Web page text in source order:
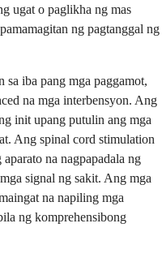
ugat o paglikha ng mas
ng pagtanggal ng
sa iba pang mga paggamot,
na mga interbensyon. Ang
init upang putulin ang mga
Ang spinal cord stimulation
na nagpapadala ng
signal ng sakit. Ang mga
na napiling mga
ng komprehensibong